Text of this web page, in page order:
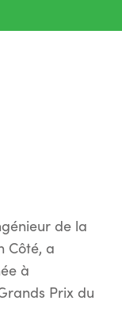
de la
Côté, a
à
Prix du